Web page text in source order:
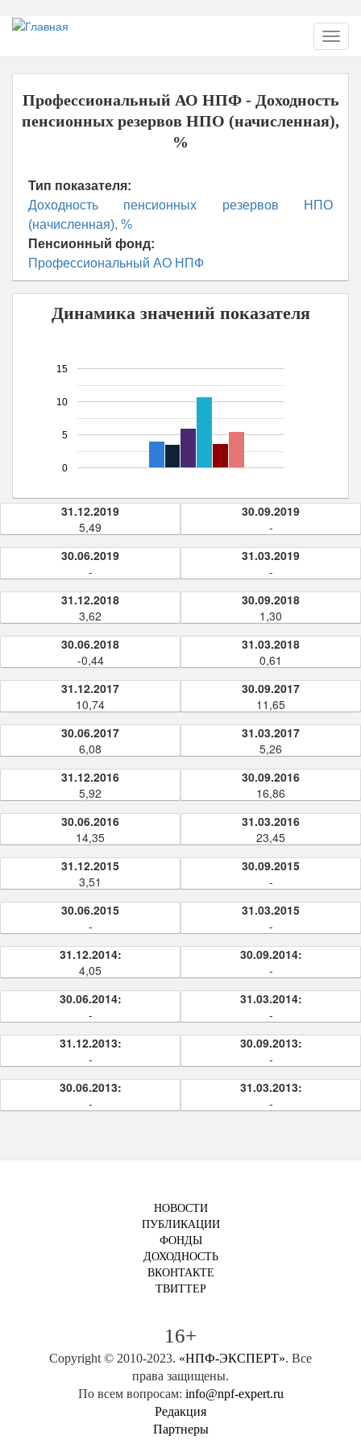
Перейти
основному
содержанию
Профессиональный АО НПФ - Доходность
пенсионных резервов НПО (начисленная),
%
Тип показателя:
Доходность пенсионных резервов НПО
(начисленная), %
Пенсионный фонд:
Профессиональный АО НПФ
Динамика значений показателя
0
5
10
15
31.12.2019
5,49
30.09.2019
-
30.06.2019
-
31.03.2019
-
31.12.2018
3,62
30.09.2018
1,30
30.06.2018
-0,44
31.03.2018
0,61
31.12.2017
10,74
30.09.2017
11,65
30.06.2017
6,08
31.03.2017
5,26
31.12.2016
5,92
30.09.2016
16,86
30.06.2016
14,35
31.03.2016
23,45
31.12.2015
3,51
30.09.2015
-
30.06.2015
-
31.03.2015
-
31.12.2014:
4,05
30.09.2014:
-
30.06.2014:
-
31.03.2014:
-
31.12.2013:
-
30.09.2013:
-
30.06.2013:
-
31.03.2013:
-
НОВОСТИ
ПУБЛИКАЦИИ
ФОНДЫ
ДОХОДНОСТЬ
ВКОНТАКТЕ
ТВИТТЕР
16+
Copyright © 2010-2023. «НПФ-ЭКСПЕРТ». Все
права защищены.
По всем вопросам: info@npf-expert.ru
Редакция
Партнеры